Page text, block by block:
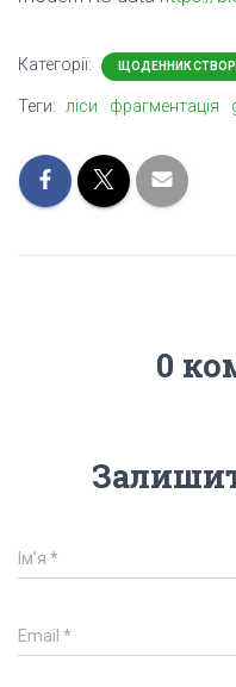
Категорії: ЩОДЕННИК
Теги: ліси фрагментація
0
Ім'я *
Email *